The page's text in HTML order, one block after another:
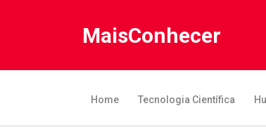
MaisConhecer
Home Tecnologia Científica